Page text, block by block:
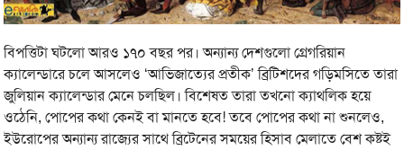
বিপত্তিটা ঘটলো আরও ১৭০ বছর পর। অন্যান্য দেশগুলো গ্রেগরিয়ান
ক্যালেন্ডারে চলে আসলেও ‘আভিজাত্যের প্রতীক’ ব্রিটিশদের গড়িমসিতে তারা
জুলিয়ান ক্যালেন্ডার মেনে চলছিল। বিশেষত তারা তখনো ক্যাথলিক হয়ে
ওঠেনি, পোপের কথা কেনই বা মানতে হবে! তবে পোপের কথা না শুনলেও,
ইউরোপের অন্যান্য রাজ্যের সাথে ব্রিটেনের সময়ের হিসাব মেলাতে বেশ কষ্টই